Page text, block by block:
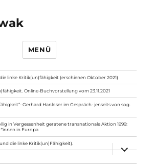
MENÜ
linke Kritik(un)fähigkeit (erschienen Oktober 2021)
Online-Buchvorstellung vom 23.11.2021
Gerhard Hanloser im Gespräch- jenseits von sog.
in Vergessenheit geratene transnationale Aktion 1999:
in Europa
die linke Kritik(un)Fähigkeit).
anzeigen